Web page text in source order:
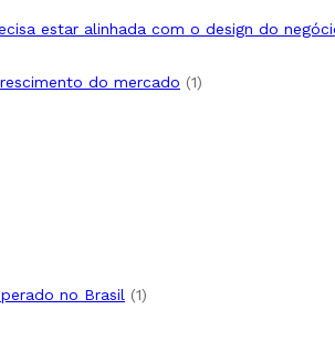
estar alinhada com o design do
do mercado
1
no Brasil
1